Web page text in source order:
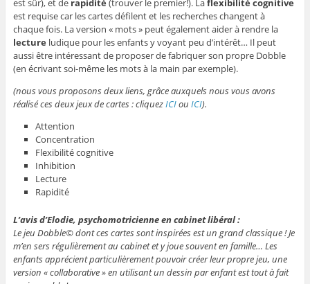
est sûr), et de rapidité (trouver le premier!). Laflexibilité cognitive
est requise car les cartes défilent et les recherches changent à
chaque fois. La version « mots » peut également aider à rendre la
lecture ludique pour les enfants y voyant peu d’intérêt… Il peut
aussi être intéressant de proposer de fabriquer son propre Dobble
(en écrivant soi-même les mots à la main par exemple).
(nous vous proposons deux liens, grâce auxquels nous vous avons
réalisé ces deux jeux de cartes : cliquezICIou ICI).
Attention
Concentration
Flexibilité cognitive
Inhibition
Lecture
Rapidité
L’avis d’Elodie, psychomotricienne en cabinet libéral :
Le jeu Dobble© dont ces cartes sont inspirées est un grand classique ! Je
m’en sers régulièrement au cabinet et y joue souvent en famille… Les
enfants apprécient particulièrement pouvoir créer leur propre jeu, une
version « collaborative » en utilisant un dessin par enfant est tout à fait